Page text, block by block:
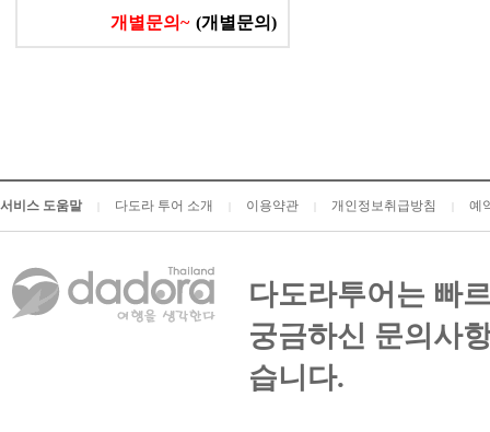
개별문의~ (개별문의)
서비스 도움말 다도라 투어 소개 이용약관 개인정보취급방침 예
다도라투어는 빠
궁금하신 문의사
습니다.